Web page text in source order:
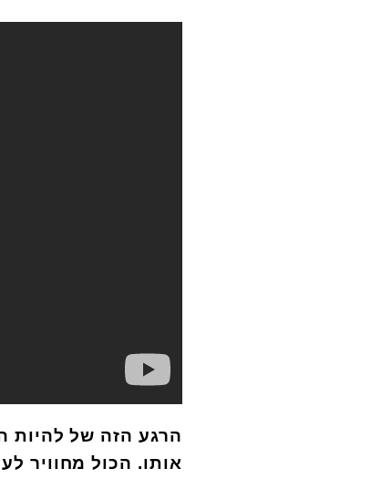
הרגע הזה של להיות
אותו. הכול מחוויר